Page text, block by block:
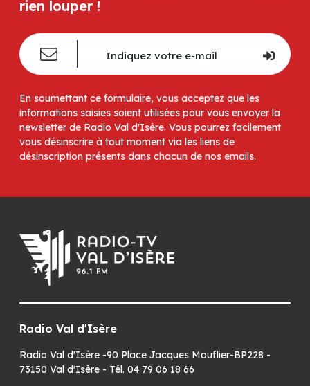
rien louper !
En soumettant ce formulaire, vous acceptez que les
informations saisies soient utilisées pour vous envoyer la
newsletter de Radio Val d'Isère. Vous pourrez facilement
vous désinscrire à tout moment via les liens de
désinscription présents dans chacun de nos emails.
Radio Val d'Isère
Radio Val d'Isère -90 Place Jacques Mouflier-BP228 -
73150 Val d'Isère - Tél. 04 79 06 18 66